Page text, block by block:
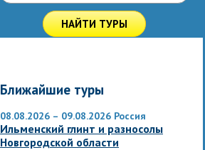
НАЙТИ ТУРЫ
Ближайшие туры
08.08.2026 – 09.08.2026 Россия
Ильменский глинт и разносолы
Новгородской области